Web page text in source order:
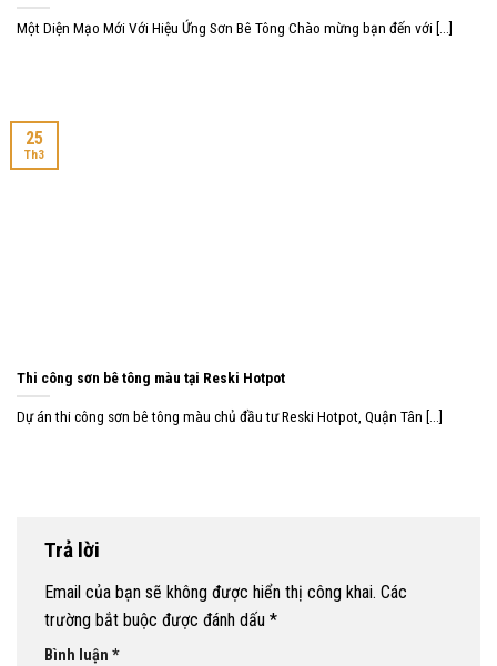
Một Diện Mạo Mới Với Hiệu Ứng Sơn Bê Tông Chào mừng bạn đến với [...]
Thi công sơn bê tông màu tại Reski Hotpot
Dự án thi công sơn bê tông màu chủ đầu tư Reski Hotpot, Quận Tân [...]
25
Th3
Trả lời
Email của bạn sẽ không được hiển thị công khai. Các
trường bắt buộc được đánh dấu *
Bình luận *